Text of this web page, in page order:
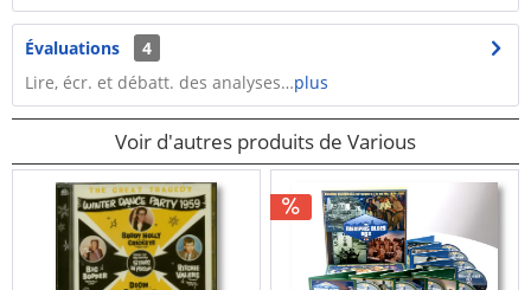
Évaluations
4
Lire, écr. et débatt. des analyses…plus
Voir d'autres produits de Various